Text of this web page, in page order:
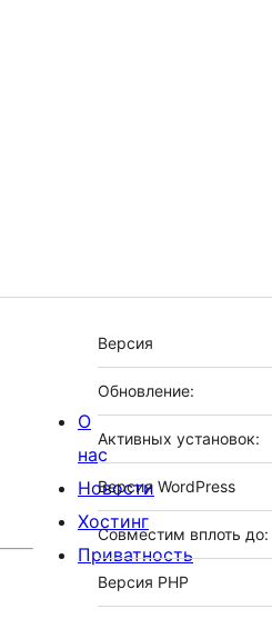
Мета
Версия
Обновление:
Активных установок:
Версия WordPress
Совместим вплоть до:
Версия PHP
О
нас
Новости
Хостинг
Приватность